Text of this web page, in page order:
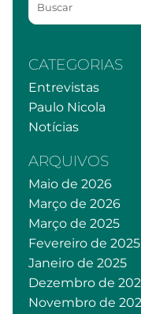
CATEGORIAS
Entrevistas
Paulo Nicola
Notícias
ARQUIVOS
Maio de 2026
Março de 2026
Março de 2025
Fevereiro de 2025
Janeiro de 2025
Dezembro de
Novembro de